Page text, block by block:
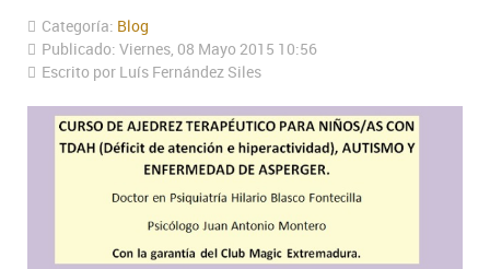
Categoría: Blog
Publicado: Viernes, 08 Mayo 2015 10:56
Escrito por Luís Fernández Siles